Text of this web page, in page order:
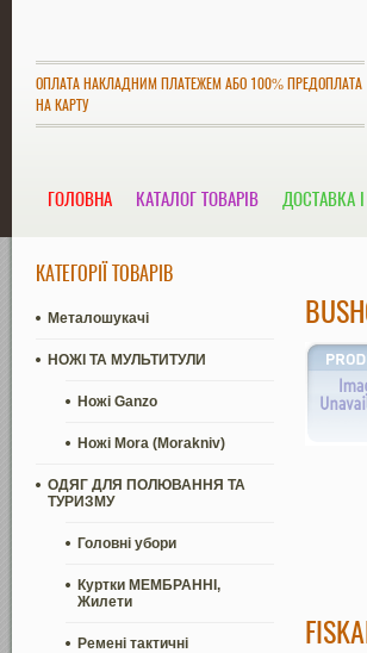
ОПЛАТА НАКЛАДНИМ ПЛАТЕЖЕМ АБО 100% ПРЕДОПЛАТА
НА КАРТУ
ГОЛОВНА КАТАЛОГ ТОВАРІВ ДОСТАВКА
КАТЕГОРІЇ ТОВАРІВ
Металошукачі
НОЖІ ТА МУЛЬТИТУЛИ
Ножі Ganzo
Ножі Mora (Morakniv)
ОДЯГ ДЛЯ ПОЛЮВАННЯ ТА
ТУРИЗМУ
Головні убори
Куртки МЕМБРАННІ,
Жилети
Ремені тактичні